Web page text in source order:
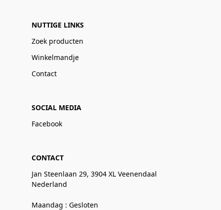
NUTTIGE LINKS
Zoek producten
Winkelmandje
Contact
SOCIAL MEDIA
Facebook
CONTACT
Jan Steenlaan 29, 3904 XL Veenendaal
Nederland
Maandag : Gesloten